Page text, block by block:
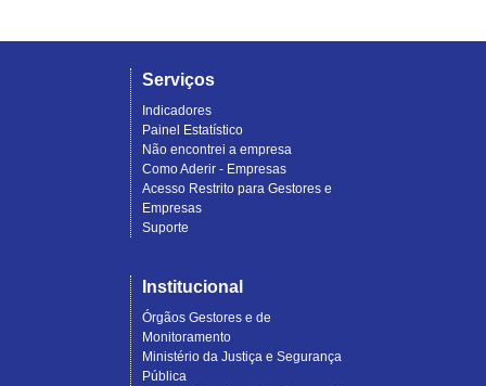
Serviços
Indicadores
Painel Estatístico
Não encontrei a empresa
Como Aderir - Empresas
Acesso Restrito para Gestores e
Empresas
Suporte
Institucional
Órgãos Gestores e de
Monitoramento
Ministério da Justiça e Segurança
Pública